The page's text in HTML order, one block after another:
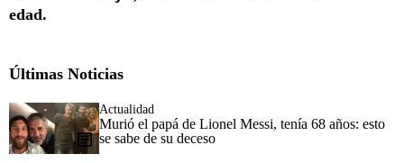
edad.
Últimas Noticias
Actualidad
Murió el papá de Lionel Messi, tenía 68 años: esto
se sabe de su deceso